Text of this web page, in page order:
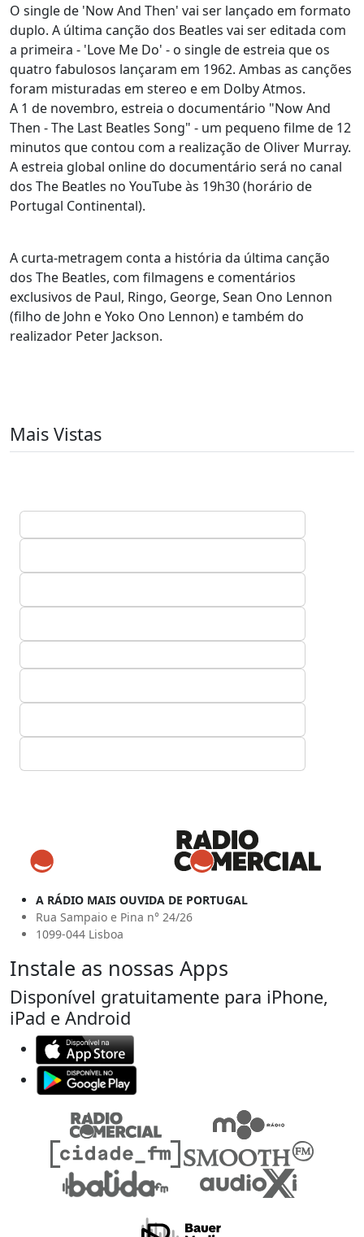
O single de 'Now And Then' vai ser lançado em formato
duplo. A última canção dos Beatles vai ser editada com
a primeira - 'Love Me Do' - o single de estreia que os
quatro fabulosos lançaram em 1962. Ambas as canções
foram misturadas em stereo e em Dolby Atmos.
A 1 de novembro, estreia o documentário "Now And
Then - The Last Beatles Song" - um pequeno filme de 12
minutos que contou com a realização de Oliver Murray.
A estreia global online do documentário será no canal
dos The Beatles no YouTube às 19h30 (horário de
Portugal Continental).
A curta-metragem conta a história da última canção
dos The Beatles, com filmagens e comentários
exclusivos de Paul, Ringo, George, Sean Ono Lennon
(filho de John e Yoko Ono Lennon) e também do
realizador Peter Jackson.
Mais Vistas
A RÁDIO MAIS OUVIDA DE PORTUGAL
Rua Sampaio e Pina n° 24/26
1099-044 Lisboa
Instale as nossas Apps
Disponível gratuitamente para iPhone,
iPad e Android